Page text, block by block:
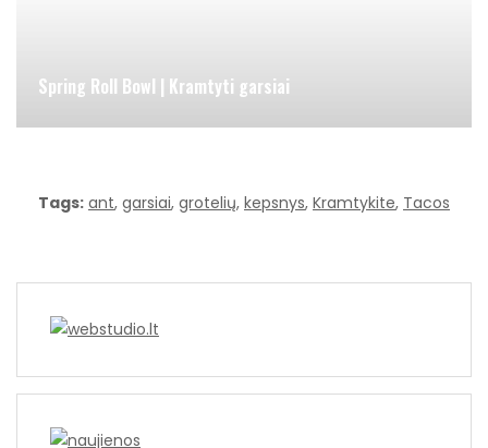
Spring Roll Bowl | Kramtyti garsiai
Tags: ant, garsiai, grotelių, kepsnys, Kramtykite, Tacos